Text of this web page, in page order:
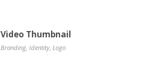
Video Thumbnail
Branding, Identity, Logo